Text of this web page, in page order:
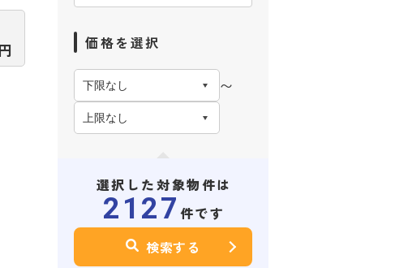
円 価格を選択
〜
選択した対象物件は
2127 件です
検索する